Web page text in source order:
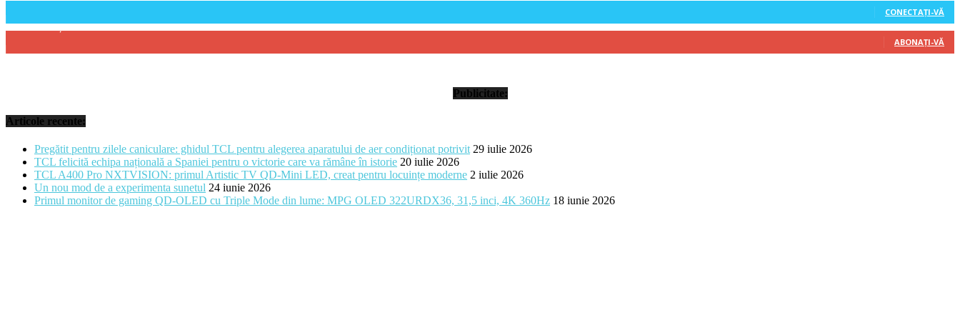
CONECTAȚI-VĂ
314 Abonați
ABONAȚI-VĂ
Publicitate:
Articole recente:
Pregătit pentru zilele caniculare: ghidul TCL pentru alegerea aparatului de aer condiționat potrivit 29 iulie 2026
TCL felicită echipa națională a Spaniei pentru o victorie care va rămâne în istorie 20 iulie 2026
TCL A400 Pro NXTVISION: primul Artistic TV QD-Mini LED, creat pentru locuințe moderne 2 iulie 2026
Un nou mod de a experimenta sunetul 24 iunie 2026
Primul monitor de gaming QD-OLED cu Triple Mode din lume: MPG OLED 322URDX36, 31,5 inci, 4K 360Hz 18 iunie 2026